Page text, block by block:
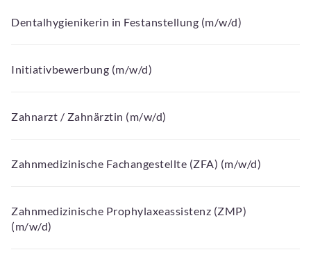
Dentalhygienikerin in Festanstellung (m/w/d)
Initiativbewerbung (m/w/d)
Zahnarzt / Zahnärztin (m/w/d)
Zahnmedizinische Fachangestellte (ZFA) (m/w/d)
Zahnmedizinische Prophylaxeassistenz (ZMP)
(m/w/d)